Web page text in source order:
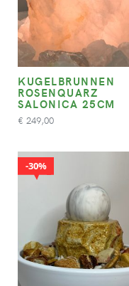
KUGELBRUNNEN
ROSENQUARZ
SALONICA 25CM
€ 249,00
30%